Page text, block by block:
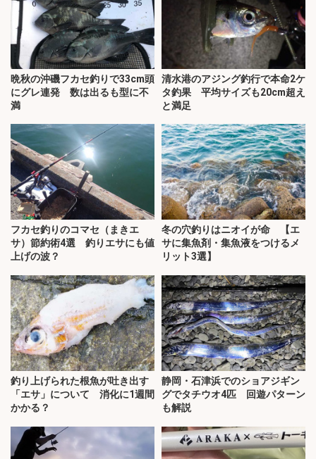
晩秋の沖磯フカセ釣りで33cm頭
にグレ連発 数は出るも型に不
満
清水港のアジング釣行で本命2ケ
タ釣果 平均サイズも20cm超え
と満足
フカセ釣りのコマセ（まきエ
サ）節約術4選 釣りエサにも値
上げの波？
冬の穴釣りはニオイが命 【エ
サに集魚剤・集魚液をつけるメ
リット3選】
釣り上げられた根魚が吐き出す
「エサ」について 消化に1週間
かかる？
静岡・石津浜でのショアジギン
グでタチウオ4匹 回遊パターン
も解説